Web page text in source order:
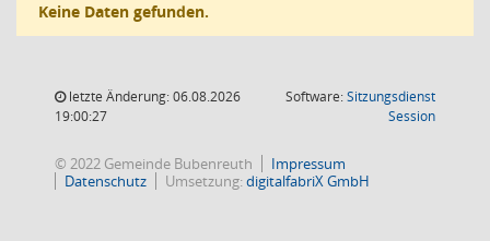
Keine Daten gefunden.
letzte Änderung: 06.08.2026
19:00:27
Software:Sitzungsdienst
Session(Wird in
© 2022 Gemeinde Bubenreuth
Impressum
Datenschutz
Umsetzung:digitalfabriX GmbH